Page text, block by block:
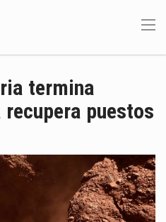
termina
puestos